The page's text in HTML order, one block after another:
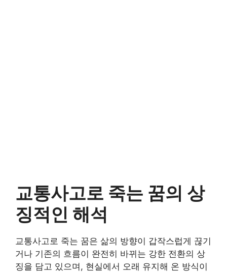
교통사고로 죽는 꿈의 상
징적인 해석
교통사고로 죽는 꿈은 삶의 방향이 갑작스럽게 끊기
거나 기존의 흐름이 완전히 바뀌는 강한 전환의 상
징을 담고 있으며, 현실에서 오래 유지해 온 방식이